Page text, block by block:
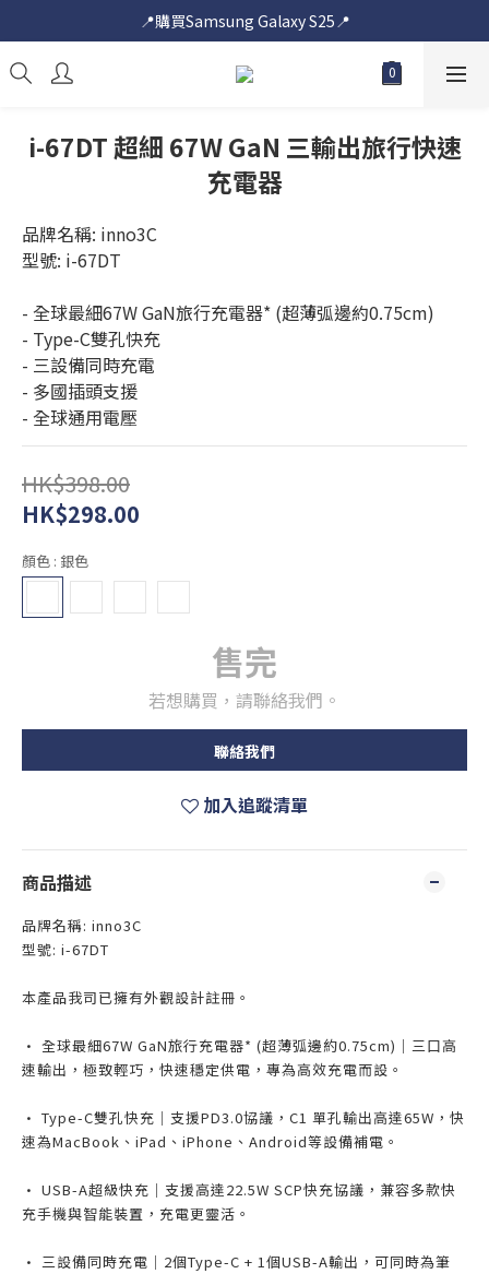
📍購買Samsung Galaxy S25📍
📍購買Samsung Galaxy S25📍
🎟️即送您$50超市電子購物禮券🎟️
📍購買Samsung Galaxy S25📍
i-67DT 超細 67W GaN 三輸出旅行快速
充電器
品牌名稱: inno3C
型號: i-67DT
- 全球最細67W GaN旅行充電器* (超薄弧邊約0.75cm)
- Type-C雙孔快充
- 三設備同時充電
- 多國插頭支援
- 全球通用電壓
HK$398.00
HK$298.00
顏色 : 銀色
售完
若想購買，請聯絡我們。
聯絡我們
加入追蹤清單
商品描述
品牌名稱: inno3C
型號: i-67DT
本產品我司已擁有外觀設計註冊。
• 全球最細67W GaN旅行充電器* (超薄弧邊約0.75cm)｜三口高
速輸出，極致輕巧，快速穩定供電，專為高效充電而設。
• Type-C雙孔快充｜支援PD3.0協議，C1 單孔輸出高達65W，快
速為MacBook、iPad、iPhone、Android等設備補電。
• USB-A超級快充｜支援高達22.5W SCP快充協議，兼容多款快
充手機與智能裝置，充電更靈活。
• 三設備同時充電｜2個Type-C + 1個USB-A輸出，可同時為筆